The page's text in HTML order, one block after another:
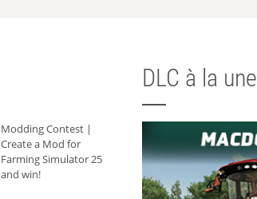
Modding Contest |
Create a Mod for
Farming Simulator 25
and win!
DLC à la une